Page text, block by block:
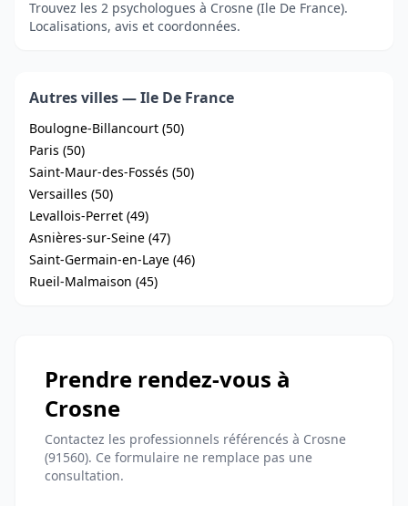
Trouvez les 2 psychologues à Crosne (Ile De France).
Localisations, avis et coordonnées.
Autres villes — Ile De France
Boulogne-Billancourt (50)
Paris (50)
Saint-Maur-des-Fossés (50)
Versailles (50)
Levallois-Perret (49)
Asnières-sur-Seine (47)
Saint-Germain-en-Laye (46)
Rueil-Malmaison (45)
Prendre rendez-vous à
Crosne
Contactez les professionnels référencés à Crosne
(91560). Ce formulaire ne remplace pas une
consultation.